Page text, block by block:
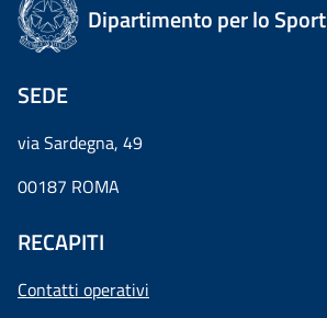
Dipartimento per lo Sport
SEDE
via Sardegna, 49
00187 ROMA
RECAPITI
Contatti operativi